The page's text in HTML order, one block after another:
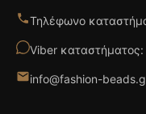
Τηλέφωνο
Viber
info@fashion-